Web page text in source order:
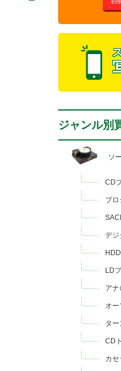
ジャンル別
ソ
CD
プロ
デジ
LD
ア
オー
タ
CD
カセ